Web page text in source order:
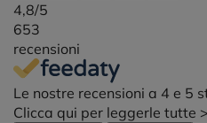
4,8/5
653
recensioni
Le nostre recensioni a 4 e 5
Clicca qui per leggerle tutte >